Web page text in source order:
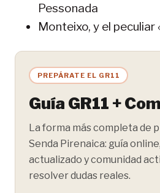
Pessonada
Monteixo, y el peculiar
PREPÁRATE EL GR11
Guía GR11 +
La forma más completa de
Senda Pirenaica: guía
actualizado y comunidad
resolver dudas reales.